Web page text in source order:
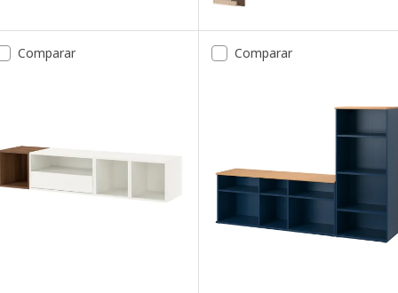
Comparar Comparar